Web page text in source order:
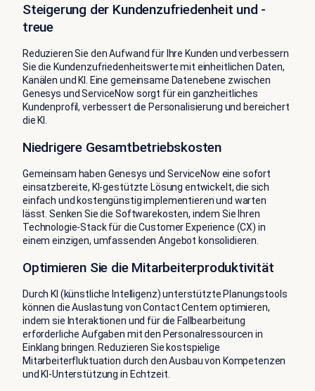
Optimieren Sie die Mitarbeiterproduktivität
Durch KI (künstliche Intelligenz) unterstützte Planungstools
können die Auslastung von Contact Centern optimieren,
indem sie Interaktionen und für die Fallbearbeitung
erforderliche Aufgaben mit den Personalressourcen in
Einklang bringen. Reduzieren Sie kostspielige
Mitarbeiterfluktuation durch den Ausbau von Kompetenzen
und KI-Unterstützung in Echtzeit.
Steigerung der Kundenzufriedenheit und -
treue
Reduzieren Sie den Aufwand für Ihre Kunden und verbessern
Sie die Kundenzufriedenheitswerte mit einheitlichen Daten,
Kanälen und KI. Eine gemeinsame Datenebene zwischen
Genesys und ServiceNow sorgt für ein ganzheitliches
Kundenprofil, verbessert die Personalisierung und bereichert
die KI.
Niedrigere Gesamtbetriebskosten
Gemeinsam haben Genesys und ServiceNow eine sofort
einsatzbereite, KI-gestützte Lösung entwickelt, die sich
einfach und kostengünstig implementieren und warten
lässt. Senken Sie die Softwarekosten, indem Sie Ihren
Technologie-Stack für die Customer Experience (CX) in
einem einzigen, umfassenden Angebot konsolidieren.